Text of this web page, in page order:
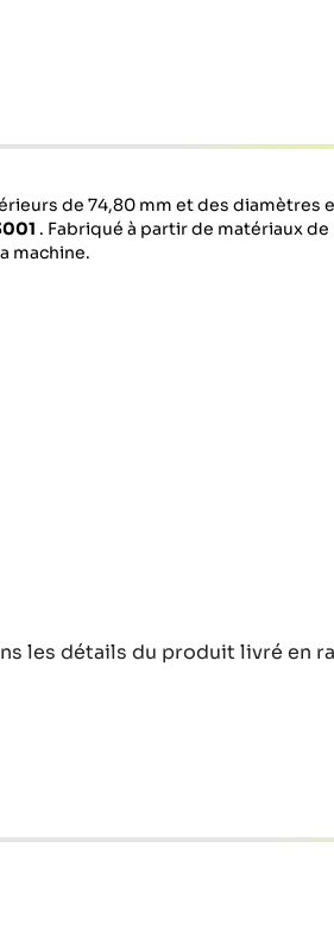
de 74,80 mm et des diamètres
. Fabriqué à partir de matériaux
machine.
les détails du produit livré en